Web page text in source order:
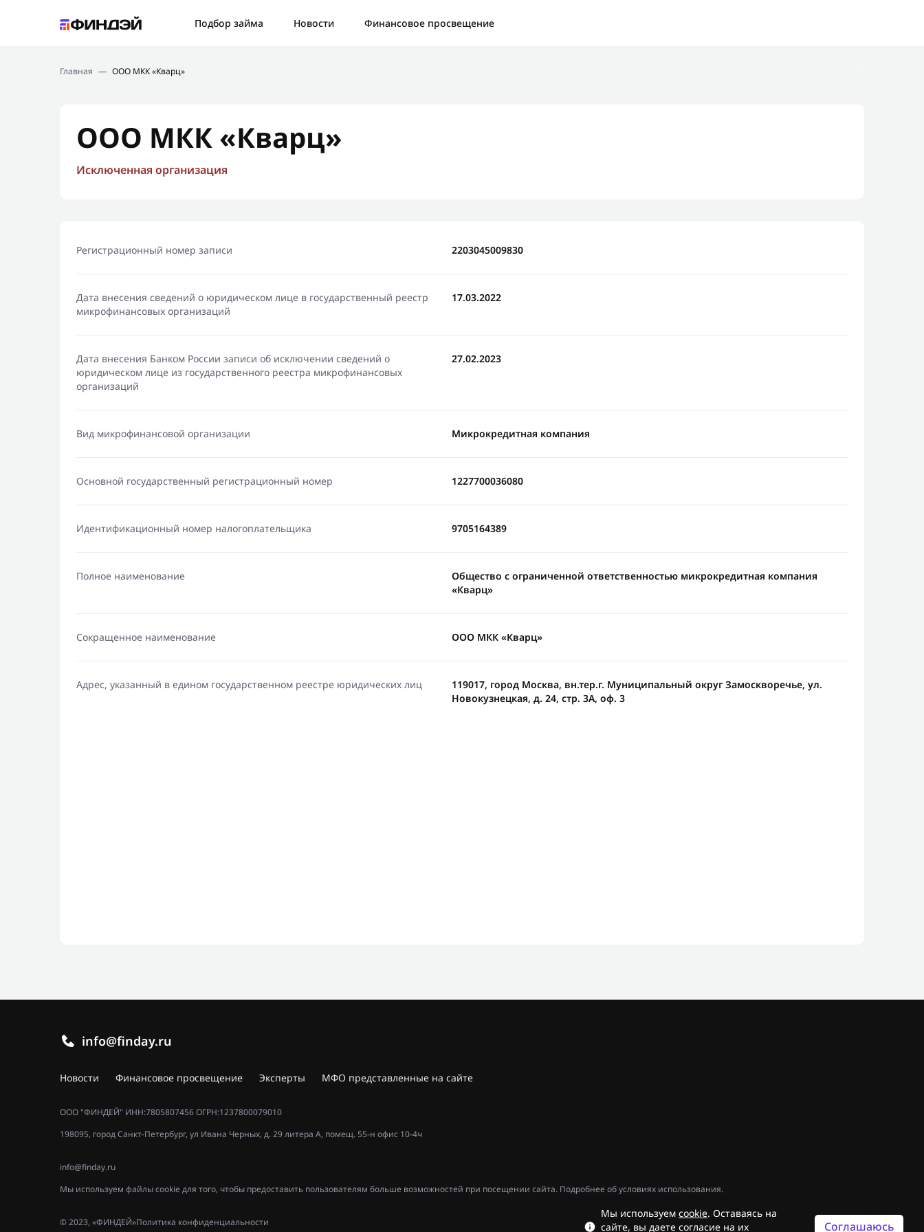
Подбор займа Новости
Финансовое просвещение
Новости
Главная — ООО МКК «Кварц»
ООО МКК «Кварц»
Исключенная организация
Регистрационный номер записи 2203045009830
Дата внесения сведений о юридическом лице в государственный реестр
микрофинансовых организаций
17.03.2022
Дата внесения Банком России записи об исключении сведений о
юридическом лице из государственного реестра микрофинансовых
организаций
27.02.2023
Вид микрофинансовой организации Микрокредитная компания
Основной государственный регистрационный номер 1227700036080
Идентификационный номер налогоплательщика 9705164389
Полное наименование
Общество с ограниченной ответственностью микрокредитная компания
«Кварц»
Сокращенное наименование ООО МКК «Кварц»
Адрес, указанный в едином государственном реестре юридических лиц
119017, город Москва, вн.тер.г. Муниципальный округ Замоскворечье, ул.
Новокузнецкая, д. 24, стр. 3А, оф. 3
info@finday.ru
Новости Финансовое просвещение Эксперты МФО представленные на сайте
ООО "ФИНДЕЙ" ИНН:7805807456 ОГРН:1237800079010
198095, город Санкт-Петербург, ул Ивана Черных, д. 29 литера А, помещ. 55-н офис 10-4ч
info@finday.ru
Мы используем файлы cookie для того, чтобы предоставить пользователям больше возможностей при посещении сайта. Подробнее об условиях использования.
Политика конфиденциальности
© 2023, «ФИНДЕЙ»
Мы используем cookie. Оставаясь на
сайте, вы даете согласие на их
Соглашаюсь
Ошибка: Контактная форма не найдена.